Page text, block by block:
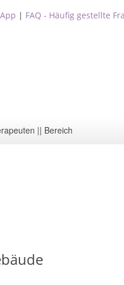
App | FAQ - Häufig gestellte
|| Bereich